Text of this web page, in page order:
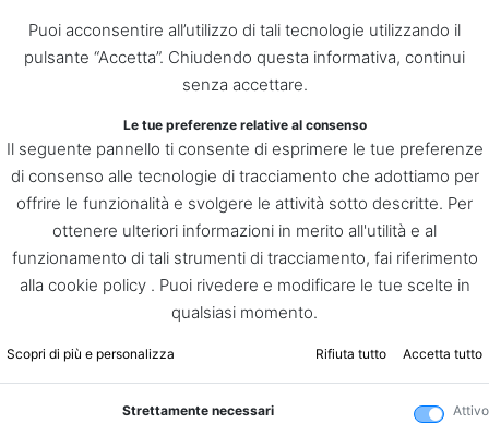
Puoi acconsentire all’utilizzo di tali tecnologie utilizzando il
pulsante “Accetta”. Chiudendo questa informativa, continui
senza accettare.
Le tue preferenze relative al consenso
Il seguente pannello ti consente di esprimere le tue preferenze
di consenso alle tecnologie di tracciamento che adottiamo per
offrire le funzionalità e svolgere le attività sotto descritte. Per
ottenere ulteriori informazioni in merito all'utilità e al
funzionamento di tali strumenti di tracciamento, fai riferimento
alla cookie policy . Puoi rivedere e modificare le tue scelte in
qualsiasi momento.
Scopri di più e personalizza Rifiuta tutto Accetta tutto
Strettamente necessari Attivo